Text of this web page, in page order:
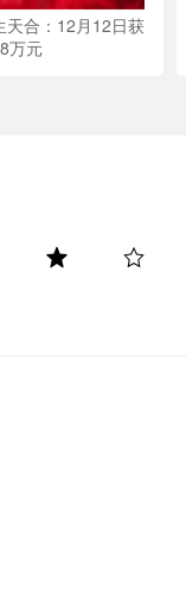
天合：12月12日获
万元